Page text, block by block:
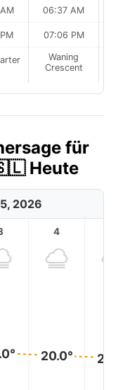
06:37 AM
07:06 PM
Waning
Crescent
für
Heute
2026
4
20.0°